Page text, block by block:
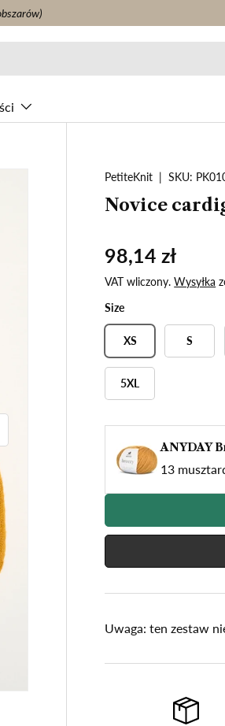
PetiteKnit |SKU:
Novice
98,14 zł
VAT wliczony.Wysyłka
Size
XS S
5XL
ANYDAY
13
Uwaga: ten zestaw